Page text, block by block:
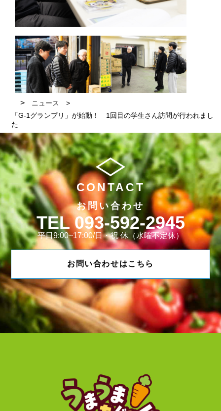
ニュース
「G-1グランプリ」が始動！ 1回目の学生さん訪問が行われまし
た
CONTACT
お問い合わせ
093-592-2945
平日9:00~17:00/日・祝 休（水曜不定休）
お問い合わせはこちら